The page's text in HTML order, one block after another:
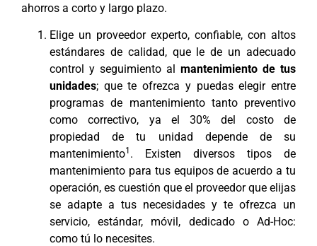
ahorros a corto y largo plazo.
Elige un proveedor experto, confiable, con altos
estándares de calidad, que le de un adecuado
control y seguimiento al mantenimiento de tus
unidades; que te ofrezca y puedas elegir entre
programas de mantenimiento tanto preventivo
como correctivo, ya el 30% del costo de
propiedad de tu unidad depende de su
mantenimiento1 . Existen diversos tipos de
mantenimiento para tus equipos de acuerdo a tu
operación, es cuestión que el proveedor que elijas
se adapte a tus necesidades y te ofrezca un
servicio, estándar, móvil, dedicado o Ad-Hoc:
como tú lo necesites.